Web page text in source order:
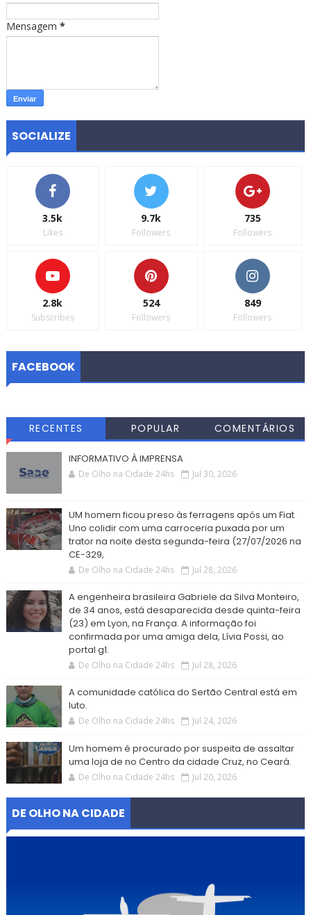
Mensagem *
SOCIALIZE
3.5k
Likes
9.7k
Followers
735
Followers
2.8k
Subscribes
524
Followers
849
Followers
FACEBOOK
RECENTES POPULAR COMENTÁRIOS
INFORMATIVO À IMPRENSA
De Olho na Cidade 24hs Jul 30, 2026
UM homem ficou preso às ferragens após um Fiat
Uno colidir com uma carroceria puxada por um
trator na noite desta segunda-feira (27/07/2026 na
CE-329,
De Olho na Cidade 24hs Jul 28, 2026
A engenheira brasileira Gabriele da Silva Monteiro,
de 34 anos, está desaparecida desde quinta-feira
(23) em Lyon, na França. A informação foi
confirmada por uma amiga dela, Lívia Possi, ao
portal g1.
De Olho na Cidade 24hs Jul 28, 2026
A comunidade católica do Sertão Central está em
luto.
De Olho na Cidade 24hs Jul 24, 2026
Um homem é procurado por suspeita de assaltar
uma loja de no Centro da cidade Cruz, no Ceará.
De Olho na Cidade 24hs Jul 20, 2026
DE OLHO NA CIDADE